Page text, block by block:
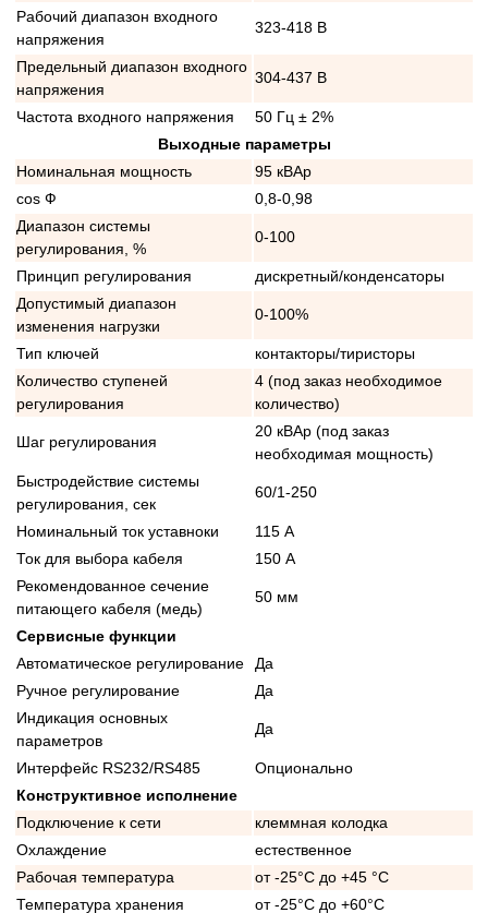
Рабочий диапазон входного
напряжения
323-418 В
Предельный диапазон входного
напряжения
304-437 В
Частота входного напряжения
50 Гц ± 2%
Выходные параметры
Номинальная мощность
95 кВАр
cos Ф
0,8-0,98
Диапазон системы
регулирования, %
0-100
Принцип регулирования
дискретный/конденсаторы
Допустимый диапазон
изменения нагрузки
0-100%
Тип ключей
контакторы/тиристоры
Количество ступеней
регулирования
4 (под заказ необходимое
количество)
Шаг регулирования
20 кВАр (под заказ
необходимая мощность)
Быстродействие системы
регулирования, сек
60/1-250
Номинальный ток уставноки
115 А
Ток для выбора кабеля
150 А
Рекомендованное сечение
питающего кабеля (медь)
50 мм
Сервисные функции
Автоматическое регулирование
Да
Ручное регулирование
Да
Индикация основных
параметров
Да
Интерфейс RS232/RS485
Опционально
Конструктивное исполнение
Подключение к сети
клеммная колодка
Охлаждение
естественное
Рабочая температура
от -25°C до +45 °C
Температура хранения
от -25°C до +60°C